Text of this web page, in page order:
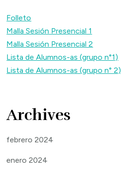
Folleto
Malla Sesión Presencial 1
Malla Sesión Presencial 2
Lista de Alumnos-as (grupo n°1)
Lista de Alumnos-as (grupo n° 2)
Archives
febrero 2024
enero 2024